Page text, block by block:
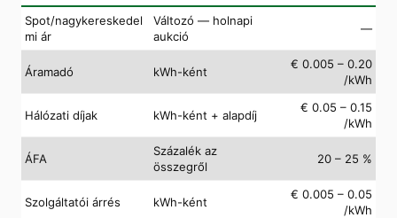
Spot/nagykereskedel
mi ár
Változó — holnapi
aukció
—
Áramadó kWh-ként
€ 0.005 – 0.20
/kWh
Hálózati díjak kWh-ként + alapdíj
€ 0.05 – 0.15
/kWh
ÁFA
Százalék az
összegről
20 – 25 %
Szolgáltatói árrés kWh-ként
€ 0.005 – 0.05
/kWh